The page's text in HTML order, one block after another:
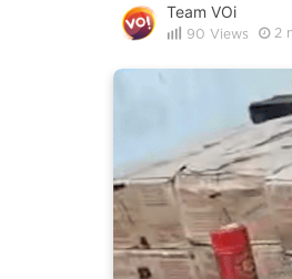
Team VOi
90 Views 2